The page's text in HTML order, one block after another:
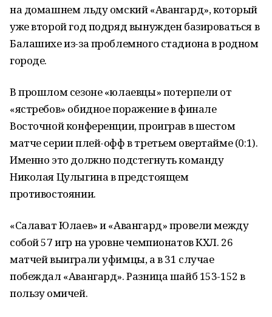
на домашнем льду омский «Авангард», который
уже второй год подряд вынужден базироваться в
Балашихе из-за проблемного стадиона в родном
городе.
В прошлом сезоне «юлаевцы» потерпели от
«ястребов» обидное поражение в финале
Восточной конференции, проиграв в шестом
матче серии плей-офф в третьем овертайме (0:1).
Именно это должно подстегнуть команду
Николая Цулыгина в предстоящем
противостоянии.
«Салават Юлаев» и «Авангард» провели между
собой 57 игр на уровне чемпионатов КХЛ. 26
матчей выиграли уфимцы, а в 31 случае
побеждал «Авангард». Разница шайб 153-152 в
пользу омичей.